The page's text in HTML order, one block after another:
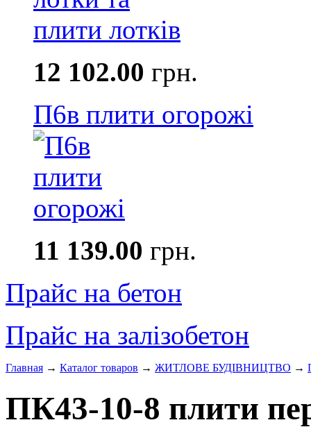
12 102.00 грн.
П6в плити огорожі
11 139.00 грн.
Прайс на бетон
Прайс на залізобетон
Главная → Каталог товаров → ЖИТЛОВЕ БУДIВНИЦТВО →
ПК43-10-8 плити